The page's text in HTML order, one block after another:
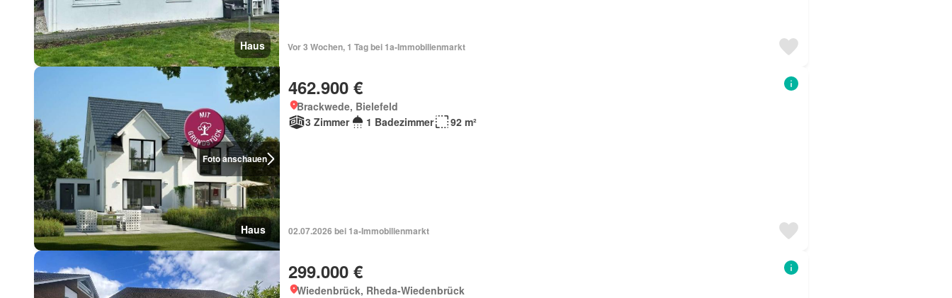
Haus Vor 3 Wochen, 1 Tag bei 1a-Immobilienmarkt
Foto anschauen
Haus
462.900 €
Brackwede, Bielefeld
3 Zimmer
1 Badezimmer 92 m²
02.07.2026 bei 1a-Immobilienmarkt
299.000 €
Wiedenbrück, Rheda-Wiedenbrück